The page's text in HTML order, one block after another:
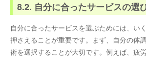
8.2. 自分に合ったサービスの選
自分に合ったサービスを選ぶためには、い
押さえることが重要です。まず、自分の体
術を選択することが大切です。例えば、疲